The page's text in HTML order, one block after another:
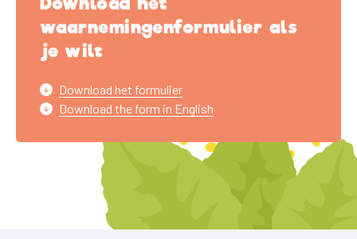
waarnemingenformulier als
je wilt
Download het formulier
Download the form in English